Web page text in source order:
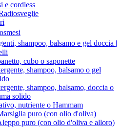
e cordless
shampoo, balsamo e gel doccia |
cubo o saponette
shampoo, balsamo o gel
shampoo, balsamo, doccia o
solido
nutriente o Hammam
puro (con olio d'oliva)
puro (con olio d'oliva e alloro)